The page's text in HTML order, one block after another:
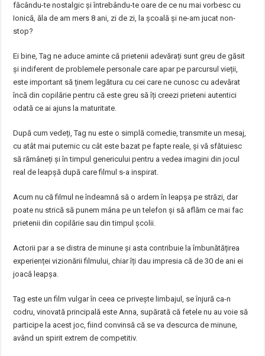
făcându-te nostalgic și întrebându-te oare de ce nu mai vorbesc cu
Ionică, ăla de am mers 8 ani, zi de zi, la școală și ne-am jucat non-
stop?
Ei bine, Tag ne aduce aminte că prietenii adevărați sunt greu de găsit
și indiferent de problemele personale care apar pe parcursul vieții,
este important să ținem legătura cu cei care ne cunosc cu adevărat
încă din copilărie pentru că este greu să îți creezi prieteni autentici
odată ce ai ajuns la maturitate.
După cum vedeți, Tag nu este o simplă comedie, transmite un mesaj,
cu atât mai puternic cu cât este bazat pe fapte reale, și vă sfătuiesc
să rămâneți și în timpul genericului pentru a vedea imagini din jocul
real de leapșă după care filmul s-a inspirat.
Acum nu că filmul ne îndeamnă să o ardem în leapșa pe străzi, dar
poate nu strică să punem mâna pe un telefon și să aflăm ce mai fac
prietenii din copilărie sau din timpul școlii.
Actorii par a se distra de minune și asta contribuie la îmbunătățirea
experienței vizionării filmului, chiar îți dau impresia că de 30 de ani ei
joacă leapșa.
Tag este un film vulgar în ceea ce privește limbajul, se înjură ca-n
codru, vinovată principală este Anna, supărată că fetele nu au voie să
participe la acest joc, fiind convinsă că se va descurca de minune,
având un spirit extrem de competitiv.